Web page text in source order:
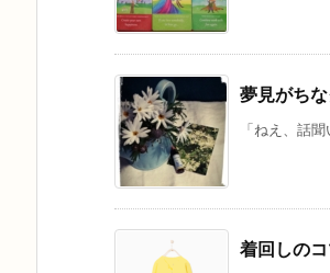
夢見がち
「ねえ、話
着回しの